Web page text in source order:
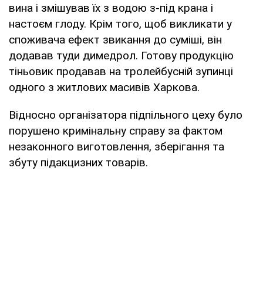
вина і змішував їх з водою з-під крана і
настоєм глоду. Крім того, щоб викликати у
споживача ефект звикання до суміші, він
додавав туди димедрол. Готову продукцію
тіньовик продавав на тролейбусній зупинці
одного з житлових масивів Харкова.
Відносно організатора підпільного цеху було
порушено кримінальну справу за фактом
незаконного виготовлення, зберігання та
збуту підакцизних товарів.